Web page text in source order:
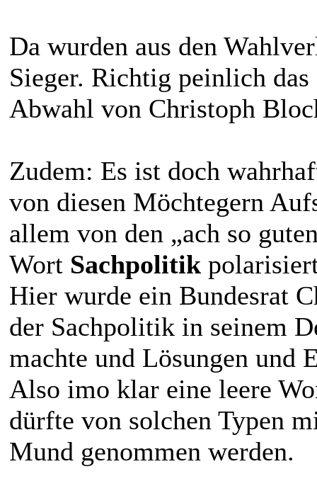
Da wurden aus den
Sieger. Richtig peinlich
Abwahl von Christoph
Zudem: Es ist doch
von diesen Möchtegern
allem von den „ach so
Wort Sachpolitik
Hier wurde ein Bundesrat
der Sachpolitik in seinem
machte und Lösungen und
Also imo klar eine leere
dürfte von solchen Typen
Mund genommen werden.